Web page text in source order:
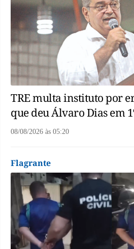
TRE multa instituto por
que deu Álvaro Dias em
08/08/2026 às 05:20
Flagrante